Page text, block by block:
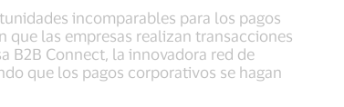
incomparables para los pagos
las empresas realizan transacciones
B2B Connect, la innovadora red de
que los pagos corporativos se hagan